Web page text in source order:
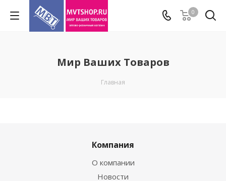
0
Мир Ваших Товаров
Главная
Компания
О компании
Новости